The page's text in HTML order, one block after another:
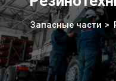
Запасные части